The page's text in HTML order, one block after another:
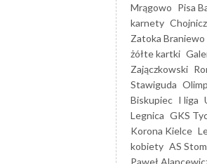
Mrągowo Pisa
karnety
Zatoka Braniewo
żółte kartki
Zajączkowski
Stawiguda
Biskupiec I liga
Legnica GKS
Korona Kielce
kobiety AS
Paweł